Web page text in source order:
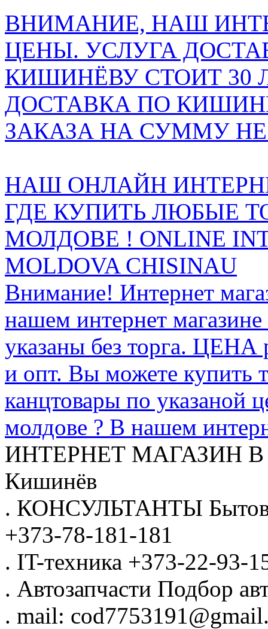
ВНИМАНИЕ, НАШ
ЦЕНЫ. УСЛУГА
КИШИНЁВУ СТОИТ 30
ДОСТАВКА ПО
ЗАКАЗА НА СУММУ НЕ
НАШ ОНЛАЙН
ГДЕ КУПИТЬ ЛЮБЫЕ
МОЛДОВЕ ! ONLINE
MOLDOVA CHISINAU
Внимание! Интернет
нашем интернет
указаны без торга.
и опт. Вы можете купить
канцтовары по указаной
молдове ? В нашем
ИНТЕРНЕТ МАГАЗИН
Кишинёв
. КОНСУЛЬТАНТЫ
+373-78-181-181
. IT-техника +373-22-93-
. Автозапчасти Подбор
. mail: